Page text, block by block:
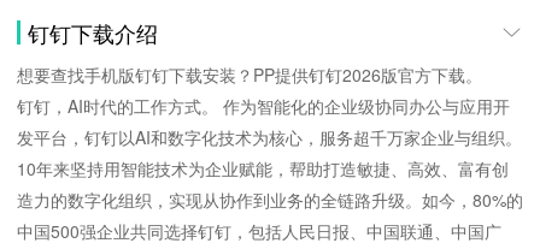
钉钉下载介绍
想要查找手机版钉钉下载安装？PP提供钉钉2026版官方下载。
钉钉，AI时代的工作方式。 作为智能化的企业级协同办公与应用开
发平台，钉钉以AI和数字化技术为核心，服务超千万家企业与组织。
10年来坚持用智能技术为企业赋能，帮助打造敏捷、高效、富有创
造力的数字化组织，实现从协作到业务的全链路升级。如今，80%的
中国500强企业共同选择钉钉，包括人民日报、中国联通、中国广